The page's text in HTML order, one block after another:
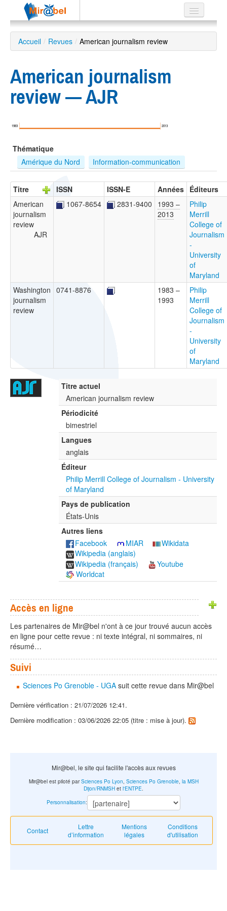
Le réseau
Soutien
Recherche
EN
ES
?
Accueil / Revues / American journalism review
American journalism
review — AJR
1983 2013
Thématique
Amérique du Nord
Information-communication
Titre ISSN ISSN-E Années Éditeurs
American
journalism
review
AJR
1067-8654 2831-9400
1993 –
2013
Philip
Merrill
College of
Journalism
-
University
of
Maryland
Washington
journalism
review
0741-8876
1983 –
1993
Philip
Merrill
College of
Journalism
-
University
of
Maryland
Titre actuel
American journalism review
Périodicité
bimestriel
Langues
anglais
Éditeur
Philip Merrill College of Journalism - University
of Maryland
Pays de publication
États-Unis
Autres liens
Facebook
MIAR
Wikidata
Wikipedia (anglais)
Wikipedia (français)
Youtube
Worldcat
Accès en ligne
Les partenaires de Mir@bel n'ont à ce jour trouvé aucun accès
en ligne pour cette revue : ni texte intégral, ni sommaires, ni
résumé…
Suivi
Sciences Po Grenoble - UGA suit cette revue dans Mir@bel
Dernière vérification : 21/07/2026 12:41.
Dernière modification : 03/06/2026 22:05 (titre : mise à jour).
Mir@bel, le site qui facilite l'accès aux revues
Contact
Lettre
d’information
Mentions
légales
Conditions
d'utilisation
Mir@bel est piloté parSciences Po Lyon, Sciences Po Grenoble, la MSH
Dijon/RNMSH et l'ENTPE.
Personnalisation: